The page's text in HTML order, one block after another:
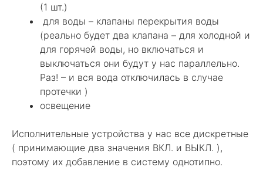
(1 шт.)
для воды – клапаны перекрытия воды
(реально будет два клапана – для холодной и
для горячей воды, но включаться и
выключаться они будут у нас параллельно.
Раз! – и вся вода отключилась в случае
протечки )
освещение
Исполнительные устройства у нас все дискретные
( принимающие два значения ВКЛ. и ВЫКЛ. ),
поэтому их добавление в систему однотипно.